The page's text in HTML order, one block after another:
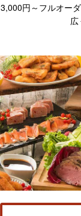
3,000円～フルオー
広